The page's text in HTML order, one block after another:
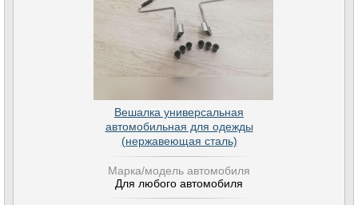
Вешалка универсальная
автомобильная для одежды
(нержавеющая сталь)
Марка/модель автомобиля
Для любого автомобиля